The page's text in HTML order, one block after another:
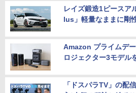
レイズ鍛造1ピースア
lus」軽量なままに剛
Amazon プライムデ
ロジェクター3モデル
「ドスパラTV」の配